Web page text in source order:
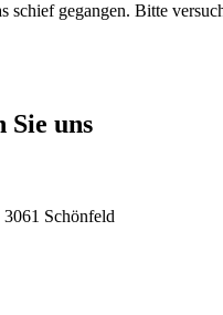
schief gegangen. Bitte
Sie uns
3061 Schönfeld